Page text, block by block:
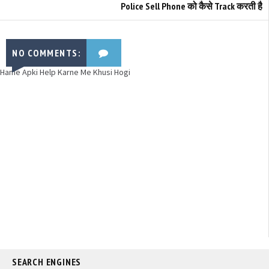
Police Sell Phone को कैसे Track करती है
NO COMMENTS:
Hame Apki Help Karne Me Khusi Hogi
SEARCH ENGINES